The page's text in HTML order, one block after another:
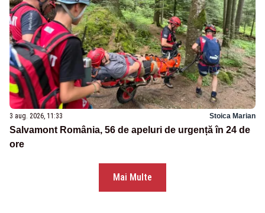
3 aug. 2026, 11:33 Stoica Marian
Salvamont România, 56 de apeluri de urgență în 24 de
ore
Mai Multe